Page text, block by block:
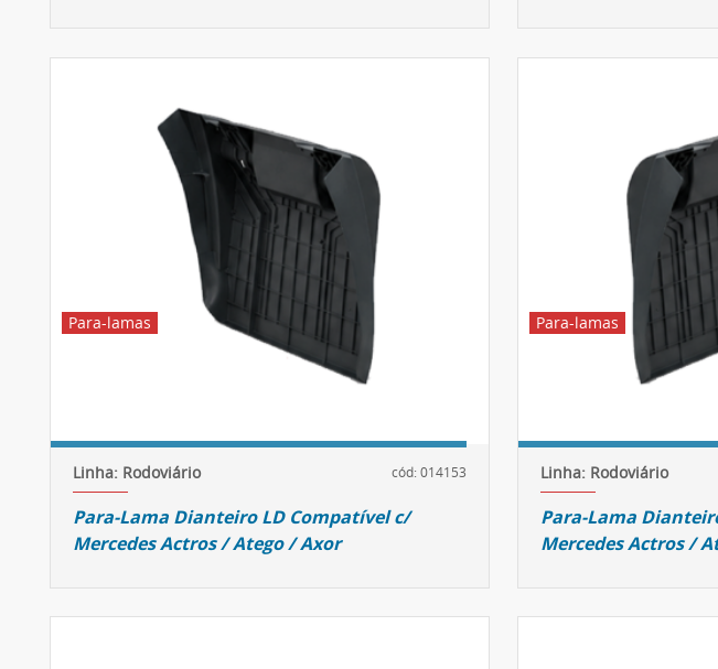
cód: 014153
Linha: Rodoviário
Para-Lama Dianteiro LD Compatível c/
Mercedes Actros / Atego / Axor
Para-lamas
Linha: Rodoviário
Para-Lama
Mercedes Actros /
Para-lamas